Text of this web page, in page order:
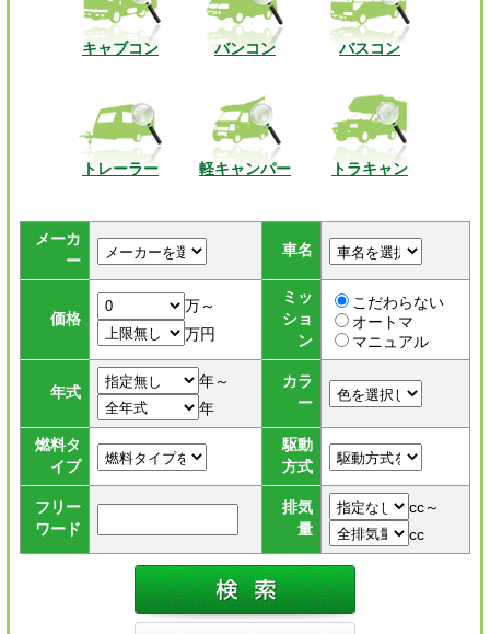
キャブコン バンコン バスコン
トレーラー 軽キャンパー トラキャン
メーカ
ー
車名
価格
万～
万円
ミッ
ショ
ン
こだわらない
オートマ
マニュアル
年式
年～
年
カラ
ー
燃料タ
イプ
駆動
方式
フリー
ワード
排気
量
cc～
cc